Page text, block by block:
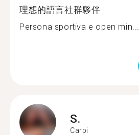
理想的語言社群夥伴
Persona sportiva e open min...
S.
Carpi